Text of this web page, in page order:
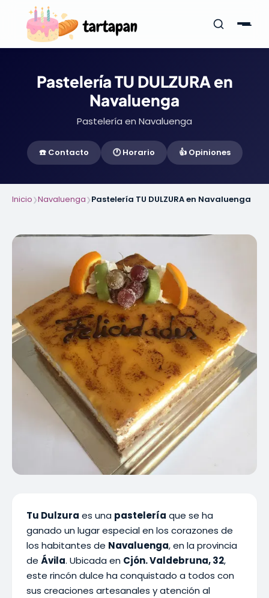
Pastelería TU DULZURA en
Navaluenga
Pastelería en Navaluenga
☎️ Contacto 🕐 Horario 👍 Opiniones
Inicio❯Navaluenga❯Pastelería TU DULZURA en Navaluenga
Tu Dulzura es una pastelería que se ha
ganado un lugar especial en los corazones de
los habitantes de Navaluenga, en la provincia
de Ávila. Ubicada en Cjón. Valdebruna, 32,
este rincón dulce ha conquistado a todos con
sus creaciones artesanales y atención al